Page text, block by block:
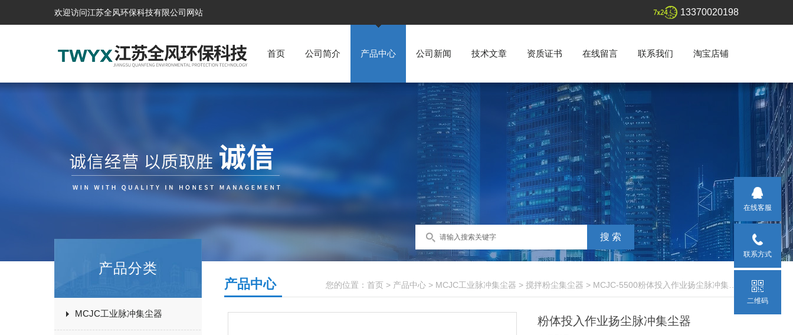
欢迎访问江苏全风环保科技有限公司网站 13370020198
首页 公司简介 产品中心 公司新闻 技术文章 资质证书 在线留言 联系我们 淘宝店铺
产品分类
MCJC工业脉冲集尘器
您的位置： 首页 > 产品中心 > MCJC工业脉冲集尘器 > 搅拌粉尘集尘器 > MCJC-5500粉体投入作业扬尘脉冲集尘器
产品中心
粉体投入作业扬尘脉冲集尘器
在线客服
联系方式
二维码